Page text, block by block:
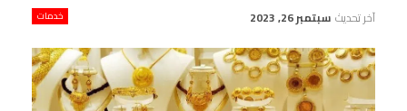
خدمات آخر تحديث سبتمبر 26, 2023